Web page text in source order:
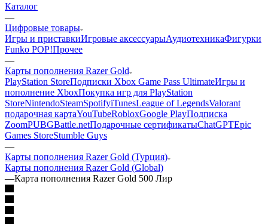
Каталог
—
Цифровые товары
Игры и приставкиИгровые аксессуарыАудиотехникаФигурки
Funko POP!Прочее
—
Карты пополнения Razer Gold
PlayStation StoreПодписки Xbox Game Pass UltimateИгры и
пополнение XboxПокупка игр для PlayStation
StoreNintendoSteamSpotifyiTunesLeague of LegendsValorant
подарочная картаYouTubeRobloxGoogle PlayПодписка
ZoomPUBGBattle.netПодарочные сертификатыChatGPTEpic
Games StoreStumble Guys
—
Карты пополнения Razer Gold (Турция)
Карты пополнения Razer Gold (Global)
—Карта пополнения Razer Gold 500 Лир